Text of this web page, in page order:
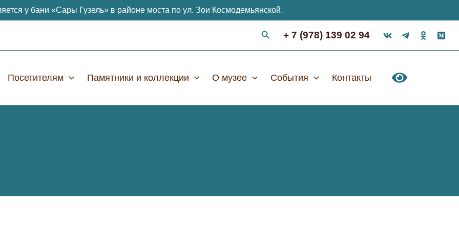
у бани «Сары Гузель» в районе моста по ул. Зои Космодемьянской.
+ 7 (978) 139 02 94
Посетителям Памятники и коллекции О музее События Контакты